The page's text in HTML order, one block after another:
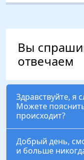
Вы
отвечаем
Здравствуйте, я
Можете
происходит?
Добрый день,
и больше